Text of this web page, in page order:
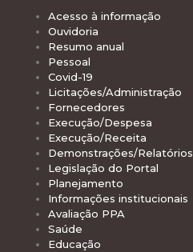
Acesso à informação
Ouvidoria
Resumo anual
Pessoal
Covid-19
Licitações/Administração
Fornecedores
Execução/Despesa
Execução/Receita
Demonstrações/Relatórios
Legislação do Portal
Planejamento
Informações institucionais
Avaliação PPA
Saúde
Educação